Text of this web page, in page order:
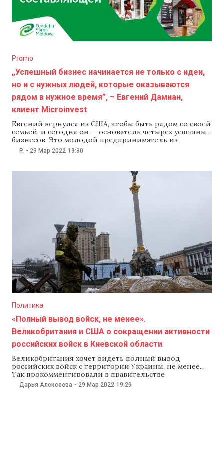
Promo
„Успешный бизнес начинается не только с идеи,
но и с нужных людей, которые оказываются
рядом в нужное время”, – Евгений Дамиан,
клиент Microinvest
Евгений вернулся из США, чтобы быть рядом со своей
семьей, и сегодня он — основатель четырех успешных
бизнесов. Это молодой предприниматель из
Сынжерей, который с гордостью называет свои
предприятия «холдингом», потому что вложил время
многообещающие планы их развития. На севере
P. - 29 Мар 2022 19:30
Политика
«Полный вывод войск, не менее».
Великобритания и США о сокращении активности
российских войск в Киевской области
Великобритания хочет видеть полный вывод
российских войск с территории Украины, не менее.
Так прокомментировали в правительстве
Великобритании сообщение министерства обороны
России о «кардинальном сокращении» боевых
Дарья Алексеева - 29 Мар 2022 19:29